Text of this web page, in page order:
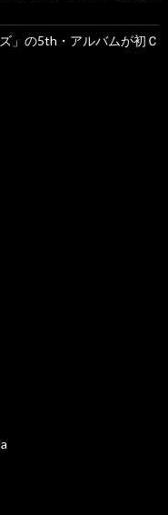
」の5th・アルバムが初Ｃ